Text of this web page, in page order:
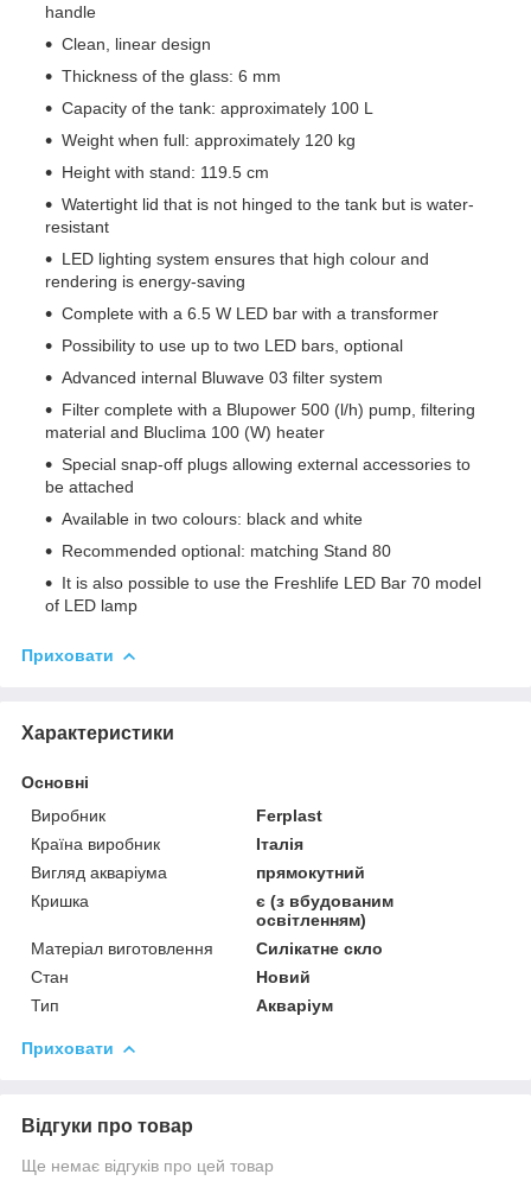
handle
Clean, linear design
Thickness of the glass: 6 mm
Capacity of the tank: approximately 100 L
Weight when full: approximately 120 kg
Height with stand: 119.5 cm
Watertight lid that is not hinged to the tank but is water-
resistant
LED lighting system ensures that high colour and
rendering is energy-saving
Complete with a 6.5 W LED bar with a transformer
Possibility to use up to two LED bars, optional
Advanced internal Bluwave 03 filter system
Filter complete with a Blupower 500 (l/h) pump, filtering
material and Bluclima 100 (W) heater
Special snap-off plugs allowing external accessories to
be attached
Available in two colours: black and white
Recommended optional: matching Stand 80
It is also possible to use the Freshlife LED Bar 70 model
of LED lamp
Приховати
Характеристики
Основні
Виробник
Ferplast
Країна виробник
Італія
Вигляд акваріума
прямокутний
Кришка
є (з вбудованим
освітленням)
Матеріал виготовлення
Силікатне скло
Стан
Новий
Тип
Акваріум
Приховати
Відгуки про товар
Ще немає відгуків про цей товар